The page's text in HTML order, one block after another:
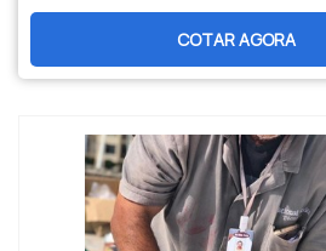
informação em
mercado.Quando a dúvida é
com a Eletro Lima
rigorosas regras de
intenção de
altura.INFORMAÇÕES
LINHA DE ...
COTAR AGORA